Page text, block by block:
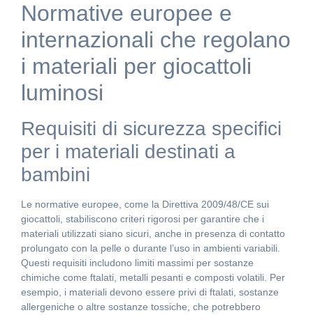
Normative europee e
internazionali che regolano
i materiali per giocattoli
luminosi
Requisiti di sicurezza specifici
per i materiali destinati a
bambini
Le normative europee, come la Direttiva 2009/48/CE sui
giocattoli, stabiliscono criteri rigorosi per garantire che i
materiali utilizzati siano sicuri, anche in presenza di contatto
prolungato con la pelle o durante l’uso in ambienti variabili.
Questi requisiti includono limiti massimi per sostanze
chimiche come ftalati, metalli pesanti e composti volatili. Per
esempio, i materiali devono essere privi di ftalati, sostanze
allergeniche o altre sostanze tossiche, che potrebbero